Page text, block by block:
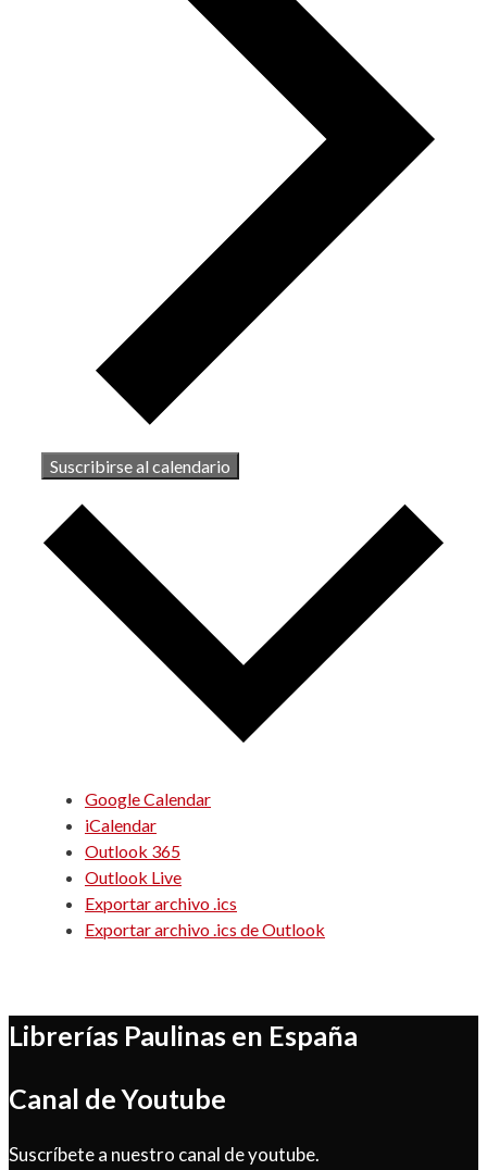
Suscribirse al calendario
Google Calendar
iCalendar
Outlook 365
Outlook Live
Exportar archivo .ics
Exportar archivo .ics de Outlook
Librerías Paulinas en España
Canal de Youtube
Suscríbete a nuestro canal de youtube.